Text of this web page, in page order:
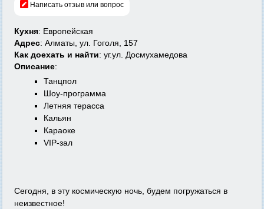
Написать отзыв или вопрос
Кухня: Европейская
Адрес: Алматы, ул. Гоголя, 157
Как доехать и найти: уг.ул. Досмухамедова
Описание:
Танцпол
Шоу-программа
Летняя терасса
Кальян
Караоке
VIP-зал
Сегодня, в эту космическую ночь, будем погружаться в
неизвестное!